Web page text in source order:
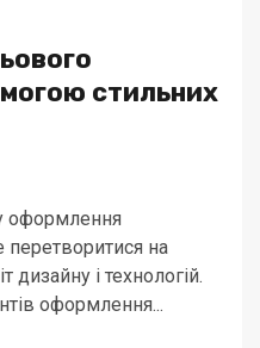
стильних
оформлення
на
і технологій.
оформлення...